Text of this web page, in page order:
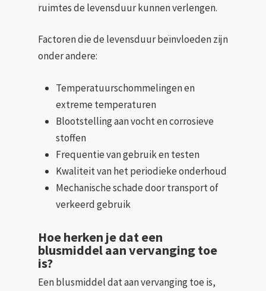
ruimtes de levensduur kunnen verlengen.
Factoren die de levensduur beïnvloeden zijn
onder andere:
Temperatuurschommelingen en
extreme temperaturen
Blootstelling aan vocht en corrosieve
stoffen
Frequentie van gebruik en testen
Kwaliteit van het periodieke onderhoud
Mechanische schade door transport of
verkeerd gebruik
Hoe herken je dat een
blusmiddel aan vervanging toe
is?
Een blusmiddel dat aan vervanging toe is,